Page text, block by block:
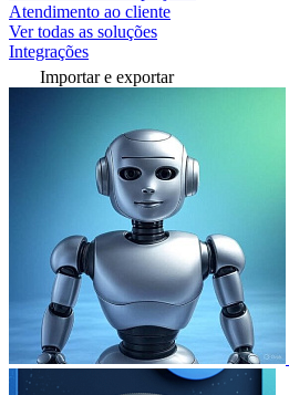
Atendimento ao cliente
Ver todas as soluções
Integrações
Importar e exportar